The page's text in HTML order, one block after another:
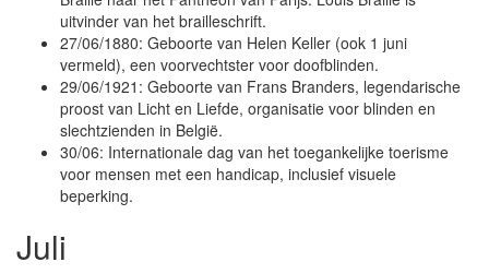
uitvinder van het brailleschrift.
27/06/1880: Geboorte van Helen Keller (ook 1 juni
vermeld), een voorvechtster voor doofblinden.
29/06/1921: Geboorte van Frans Branders, legendarische
proost van Licht en Liefde, organisatie voor blinden en
slechtzienden in België.
30/06: Internationale dag van het toegankelijke toerisme
voor mensen met een handicap, inclusief visuele
beperking.
Juli